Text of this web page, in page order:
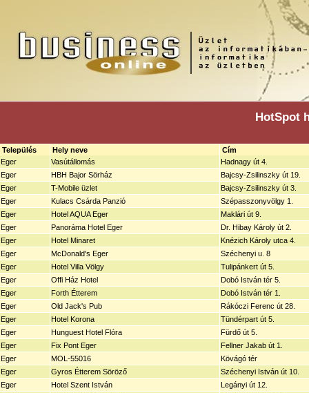
HotSpot
Település Hely neve
Cím
Eger
Vasútállomás
Hadnagy út 4.
Eger
HBH Bajor Sörház
Bajcsy-Zsilinszky út 19.
Eger
T-Mobile üzlet
Bajcsy-Zsilinszky út 3.
Eger
Kulacs Csárda Panzió
Szépasszonyvölgy 1.
Eger
Hotel AQUA Eger
Maklári út 9.
Eger
Panoráma Hotel Eger
Dr. Hibay Károly út 2.
Eger
Hotel Minaret
Knézich Károly utca 4.
Eger
McDonald's Eger
Széchenyi u. 8
Eger
Hotel Villa Völgy
Tulipánkert út 5.
Eger
Offi Ház Hotel
Dobó István tér 5.
Eger
Forth Étterem
Dobó István tér 1.
Eger
Old Jack's Pub
Rákóczi Ferenc út 28.
Eger
Hotel Korona
Tündérpart út 5.
Eger
Hunguest Hotel Flóra
Fürdő út 5.
Eger
Fix Pont Eger
Fellner Jakab út 1.
Eger
MOL-55016
Kövágó tér
Eger
Gyros Étterem Söröző
Széchenyi István út 10.
Eger
Hotel Szent István
Legányi út 12.